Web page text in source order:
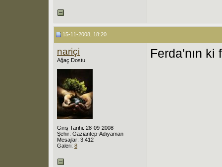
15-11-2008, 18:20
nariçi
Ağaç Dostu
Giriş Tarihi: 28-09-2008
Şehir: Gaziantep-Adıyaman
Mesajlar: 3,412
Galeri: 8
Ferda'nın ki